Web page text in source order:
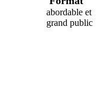
abordable et
grand public